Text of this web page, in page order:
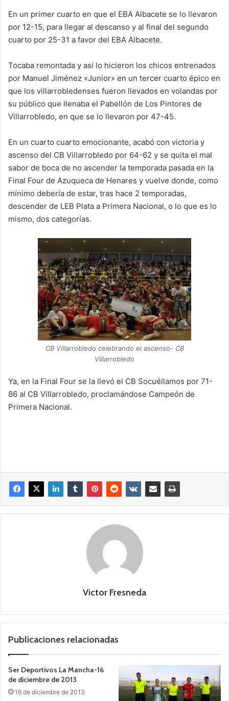
En un primer cuarto en que el EBA Albacete se lo llevaron
por 12-15, para llegar al descanso y al final del segundo
cuarto por 25-31 a favor del EBA Albacete.
Tocaba remontada y así lo hicieron los chicos entrenados
por Manuel Jiménez «Junior» en un tercer cuarto épico en
que los villarrobledenses fueron llevados en volandas por
su público que llenaba el Pabellón de Los Pintores de
Villarrobledo, en que se lo llevaron por 47-45.
En un cuarto cuarto emocionante, acabó con victoria y
ascenso del CB Villarrobledo por 64-62 y se quita el mal
sabor de boca de no ascender la temporada pasada en la
Final Four de Azuqueca de Henares y vuelve donde, como
mínimo debería de estar, tras hace 2 temporadas,
descender de LEB Plata a Primera Nacional, o lo que es lo
mismo, dos categorías.
CB Villarrobledo celebrando el ascenso- CB
Villarrobledo
Ya, en la Final Four se la llevó el CB Socuéllamos por 71-
86 al CB Villarrobledo, proclamándose Campeón de
Primera Nacional.
Victor Fresneda
Publicaciones relacionadas
Ser Deportivos La Mancha-16
de diciembre de 2013
16 de diciembre de 2013